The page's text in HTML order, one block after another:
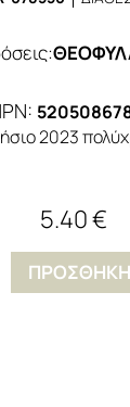
:
2023
5.40 €